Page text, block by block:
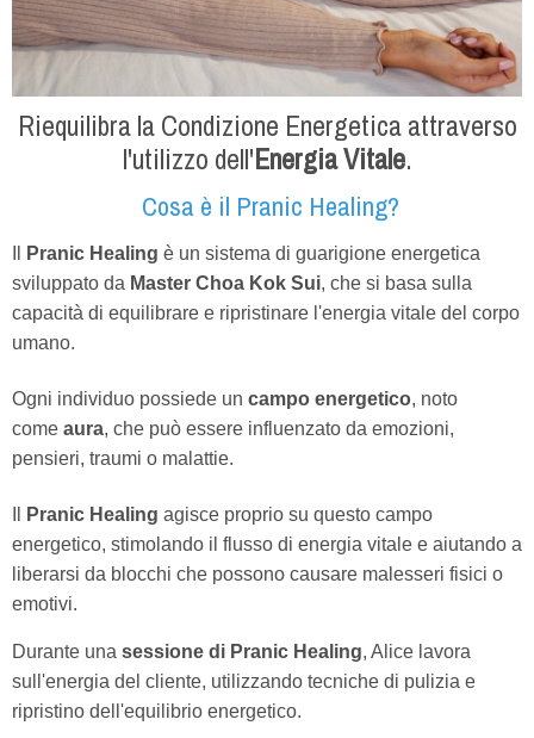
Riequilibra la Condizione Energetica attraverso
l'utilizzo dell'Energia Vitale.
Cosa è il Pranic Healing?
Pranic Healing è un sistema di guarigione energetica
sviluppato da Master Choa Kok Sui, che si basa sulla
capacità di equilibrare e ripristinare l'energia vitale del corpo
umano.
Ogni individuo possiede un campo energetico, noto
come aura, che può essere influenzato da emozioni,
pensieri, traumi o malattie.
Pranic Healing agisce proprio su questo campo
energetico, stimolando il flusso di energia vitale e aiutando a
liberarsi da blocchi che possono causare malesseri fisici o
emotivi.
Durante una sessione di Pranic Healing, Alice lavora
sull'energia del cliente, utilizzando tecniche di pulizia e
ripristino dell'equilibrio energetico.